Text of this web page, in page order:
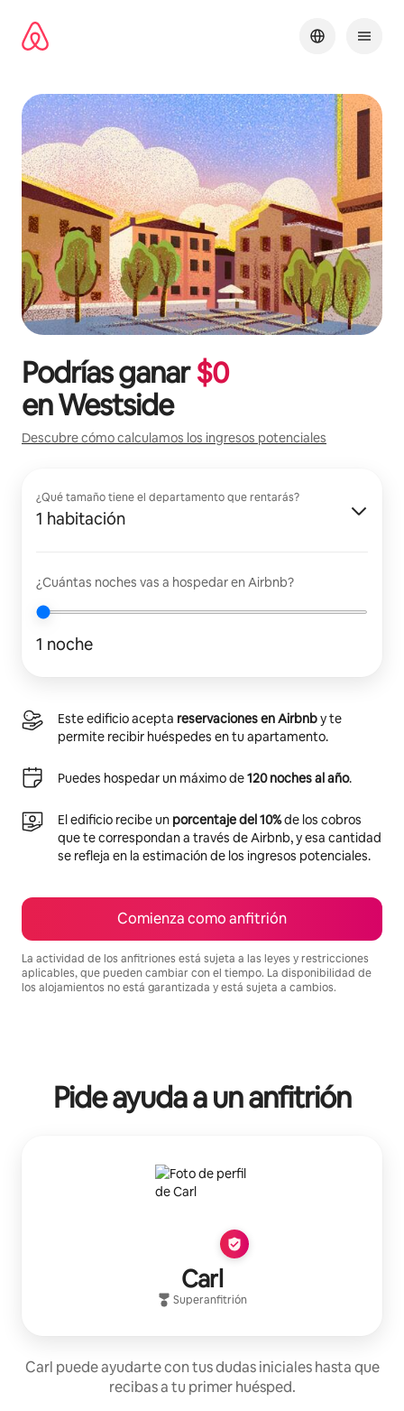
contenido
Podrías ganar$0
enWestside
Descubre cómo calculamos los ingresos potenciales
¿Qué tamaño tiene el departamento que rentarás?
1 habitación
¿Cuántas noches vas a hospedar en Airbnb?
1 noche
Este edificio acepta reservaciones en Airbnby te
permite recibir huéspedes en tu apartamento.
Puedes hospedar un máximo de120 noches al año.
El edificio recibe un porcentaje del 10%de los cobros
que te correspondan a través de Airbnb, y esa cantidad
se refleja en la estimación de los ingresos potenciales.
Comienza como anfitrión
La actividad de los anfitriones está sujeta a las leyes y restricciones
aplicables, que pueden cambiar con el tiempo. La disponibilidad de
los alojamientos no está garantizada y está sujeta a cambios.
Pide ayuda a un anfitrión
Carl
Superanfitrión
Carl puede ayudarte con tus dudas iniciales hasta que
recibas a tu primer huésped.